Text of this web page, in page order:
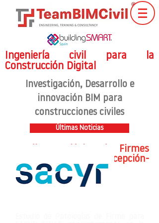
Ingeniería civil para la
Construcción Digital
Investigación, Desarrollo e
innovación BIM para
construcciones civiles
Últimas Noticias
Estudio Patológico de Firmes
para Autovía Concepción-
Cabrero